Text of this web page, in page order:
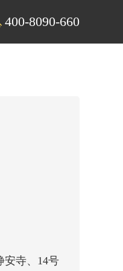
400-8090-660
安寺、14号